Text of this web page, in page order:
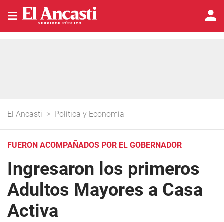
El Ancasti > Política y Economía
FUERON ACOMPAÑADOS POR EL GOBERNADOR
Ingresaron los primeros
Adultos Mayores a Casa
Activa